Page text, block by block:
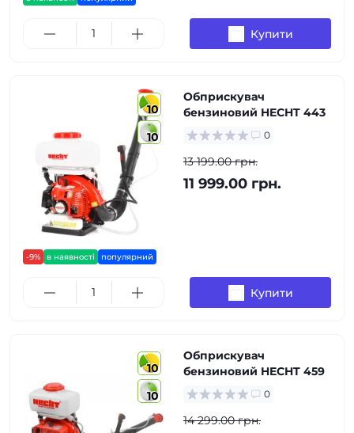
Купити
10
10
-9% в наявності популярний
Обприскувач
бензиновий HECHT 443
0
13 199.00 грн.
11 999.00 грн.
Купити
10
10
Обприскувач
бензиновий HECHT 459
0
14 299.00 грн.